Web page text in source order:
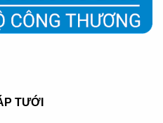
TƯỚI